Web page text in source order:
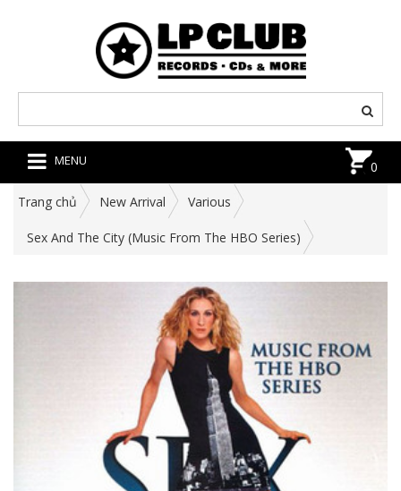
MENU 0
Trang chủ New Arrival Various
Sex And The City (Music From The HBO Series)